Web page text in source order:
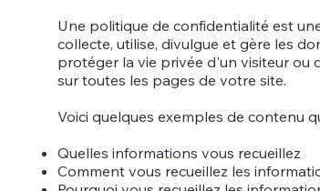
Une politique de confidentialité est
collecte, utilise, divulgue et gère les
protéger la vie privée d'un visiteur ou
sur toutes les pages de votre site.
Voici quelques exemples de contenu
Quelles informations vous recueillez
Comment vous recueillez les